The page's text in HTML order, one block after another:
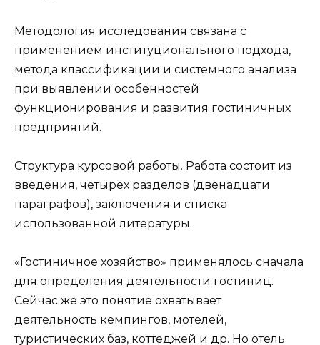
Методология исследования связана с
применением институционального подхода,
метода классификации и системного анализа
при выявлении особенностей
функционирования и развития гостиничных
предприятий.
Структура курсовой работы. Работа состоит из
введения, четырёх разделов (двенадцати
параграфов), заключения и списка
использованной литературы.
«Гостиничное хозяйство» применялось сначала
для определения деятельности гостиниц.
Сейчас же это понятие охватывает
деятельность кемпингов, мотелей,
туристических баз, коттеджей и др. Но отель